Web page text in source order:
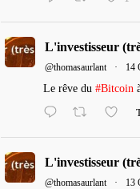
L'investisseur
@thomasaurlant · 14
Le rêve du #Bitcoin
L'investisseur
@thomasaurlant · 13